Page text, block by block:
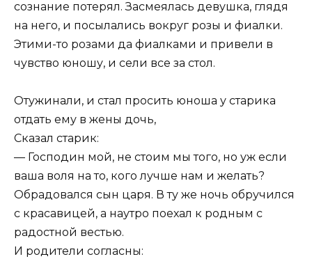
сознание потерял. Засмеялась девушка, глядя
на него, и посылались вокруг розы и фиалки.
Этими-то розами да фиалками и привели в
чувство юношу, и сели все за стол.
Отужинали, и стал просить юноша у старика
отдать ему в жены дочь,
Сказал старик:
— Господин мой, не стоим мы того, но уж если
ваша воля на то, кого лучше нам и желать?
Обрадовался сын царя. В ту же ночь обручился
с красавицей, а наутро поехал к родным с
радостной вестью.
И родители согласны: